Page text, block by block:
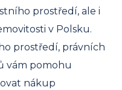
prostředí, ale i
v Polsku.
prostředí, právních
vám pomohu
nákup